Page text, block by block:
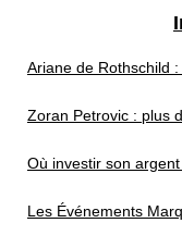
Ariane de Rothschild :
Zoran Petrovic : plus
Où investir son argent
Les Événements